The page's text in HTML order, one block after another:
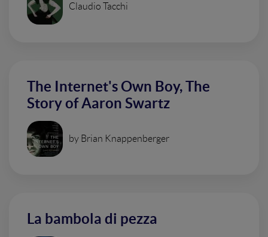
Claudio Tacchi
The Internet's Own Boy, The
Story of Aaron Swartz
by Brian Knappenberger
La bambola di pezza